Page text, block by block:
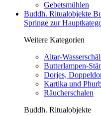
Gebetsmühlen
Buddh. Ritualobjekte
Springe zur
Weitere Kategorien
Altar-
Butterlampen-
Dorjes,
Kartika und
Räucherschalen
Buddh. Ritualobjekte